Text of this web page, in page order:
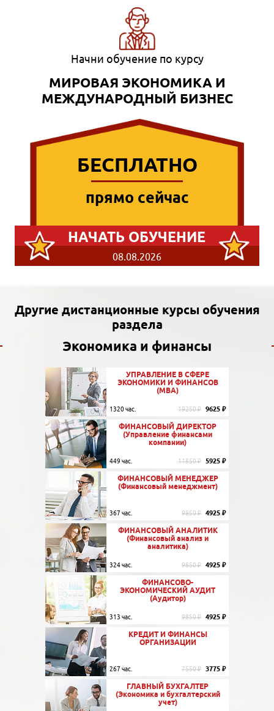
Начни обучение по курсу
МИРОВАЯ ЭКОНОМИКА И
МЕЖДУНАРОДНЫЙ БИЗНЕС
БЕСПЛАТНО
прямо сейчас
НАЧАТЬ ОБУЧЕНИЕ
08.08.2026
Другие дистанционные курсы обучения
раздела
Экономика и финансы
УПРАВЛЕНИЕ В СФЕРЕ
ЭКОНОМИКИ И ФИНАНСОВ
(MBA)
1320 час. 19250 ₽ 9625 ₽
ФИНАНСОВЫЙ ДИРЕКТОР
(Управление финансами
компании)
449 час. 11850 ₽ 5925 ₽
ФИНАНСОВЫЙ МЕНЕДЖЕР
(Финансовый менеджмент)
367 час. 9850 ₽ 4925 ₽
ФИНАНСОВЫЙ АНАЛИТИК
(Финансовый анализ и
аналитика)
324 час. 9850 ₽ 4925 ₽
ФИНАНСОВО-
ЭКОНОМИЧЕСКИЙ АУДИТ
(Аудитор)
313 час. 9850 ₽ 4925 ₽
КРЕДИТ И ФИНАНСЫ
ОРГАНИЗАЦИИ
267 час. 7550 ₽ 3775 ₽
ГЛАВНЫЙ БУХГАЛТЕР
(Экономика и бухгалтерский
учет)